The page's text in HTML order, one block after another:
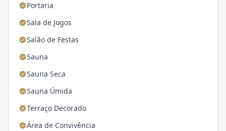
Portaria
Sala de Jogos
Salão de Festas
Sauna
Sauna Seca
Sauna Úmida
Terraço Decorado
Área de Convivência